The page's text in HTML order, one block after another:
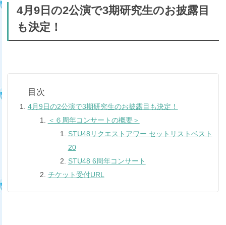
4月9日の2公演で3期研究生のお披露目
も決定！
4月9日の2公演で3期研究生のお披露目も決定！
＜６周年コンサートの概要＞
STU48リクエストアワー セットリストベスト
20
STU48 6周年コンサート
チケット受付URL